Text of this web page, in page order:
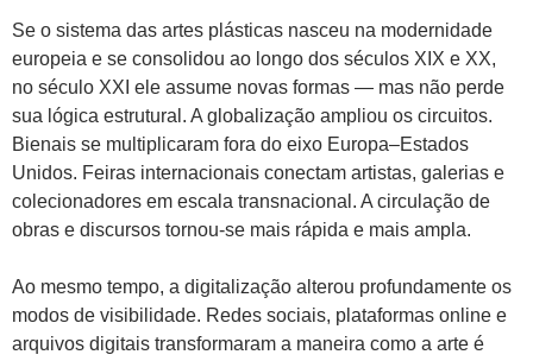
Se o sistema das artes plásticas nasceu na modernidade
europeia e se consolidou ao longo dos séculos XIX e XX,
no século XXI ele assume novas formas — mas não perde
sua lógica estrutural. A globalização ampliou os circuitos.
Bienais se multiplicaram fora do eixo Europa–Estados
Unidos. Feiras internacionais conectam artistas, galerias e
colecionadores em escala transnacional. A circulação de
obras e discursos tornou-se mais rápida e mais ampla.
Ao mesmo tempo, a digitalização alterou profundamente os
modos de visibilidade. Redes sociais, plataformas online e
arquivos digitais transformaram a maneira como a arte é